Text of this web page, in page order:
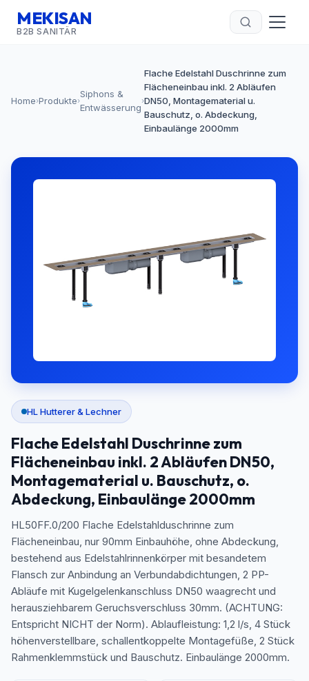
MEKISAN
B2B SANITÄR
Home›Produkte›
Siphons &
Entwässerung
›
Flache Edelstahl Duschrinne zum
Flächeneinbau inkl. 2 Abläufen
DN50, Montagematerial u.
Bauschutz, o. Abdeckung,
Einbaulänge 2000mm
HL Hutterer & Lechner
Flache Edelstahl Duschrinne zum
Flächeneinbau inkl. 2 Abläufen DN50,
Montagematerial u. Bauschutz, o.
Abdeckung, Einbaulänge 2000mm
HL50FF.0/200 Flache Edelstahlduschrinne zum
Flächeneinbau, nur 90mm Einbauhöhe, ohne Abdeckung,
bestehend aus Edelstahlrinnenkörper mit besandetem
Flansch zur Anbindung an Verbundabdichtungen, 2 PP-
Abläufe mit Kugelgelenkanschluss DN50 waagrecht und
herausziehbarem Geruchsverschluss 30mm. (ACHTUNG:
Entspricht NICHT der Norm). Ablaufleistung: 1,2 l/s, 4 Stück
höhenverstellbare, schallentkoppelte Montagefüße, 2 Stück
Rahmenklemmstück und Bauschutz. Einbaulänge 2000mm.